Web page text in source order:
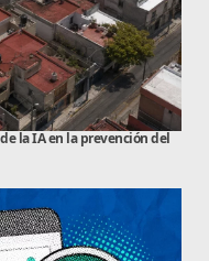
la IA en la prevención del